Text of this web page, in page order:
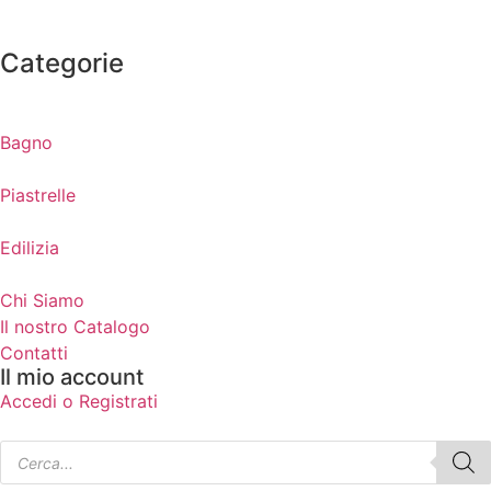
Categorie
Bagno
Piastrelle
Edilizia
Chi Siamo
Il nostro Catalogo
Contatti
Il mio account
Accedi o Registrati